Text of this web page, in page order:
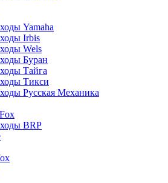
Yamaha
Irbis
Wels
Буран
Тайга
Тикси
Русская Механика
BRP